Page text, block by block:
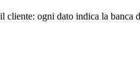
cliente: ogni dato indica la